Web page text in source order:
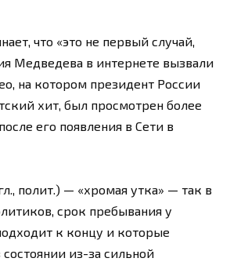
что «это не первый случай,
Медведева в интернете вызвали
на котором президент России
хит, был просмотрен более
его появления в Сети в
полит.) — «хромая утка» — так в
срок пребывания у
к концу и которые
из-за сильной